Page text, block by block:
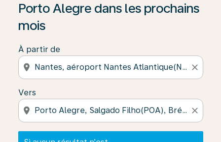
Porto Alegre dans les prochains
mois
À partir de
location_on close
Vers
location_on close